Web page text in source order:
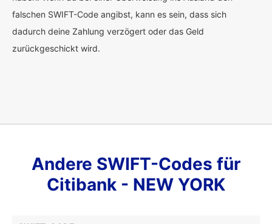
falschen SWIFT-Code angibst, kann es sein, dass sich
dadurch deine Zahlung verzögert oder das Geld
zurückgeschickt wird.
Andere SWIFT-Codes für
Citibank - NEW YORK